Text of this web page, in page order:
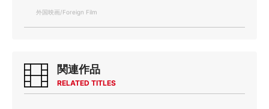
外国映画/Foreign Film
関連作品
RELATED TITLES